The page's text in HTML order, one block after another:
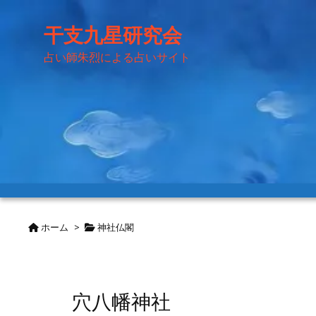
干支九星研究会
占い師朱烈による占いサイト
ホーム > 神社仏閣
穴八幡神社